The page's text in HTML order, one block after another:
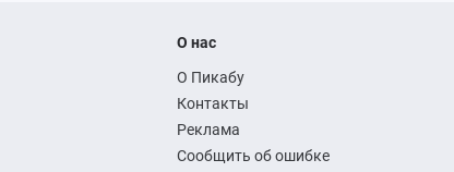
О нас
О Пикабу
Контакты
Реклама
Сообщить об ошибке